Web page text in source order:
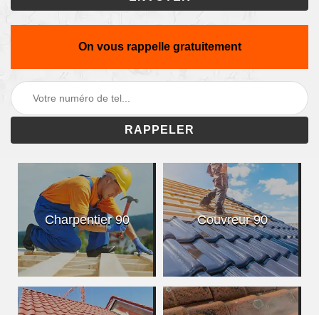
On vous rappelle gratuitement
Charpentier 90 Couvreur 90